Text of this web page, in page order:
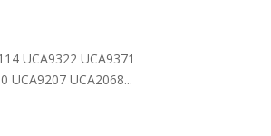
UCA9322 UCA9371
UCA9207 UCA2068...